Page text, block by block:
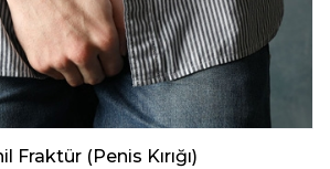
Fraktür (Penis Kırığı)